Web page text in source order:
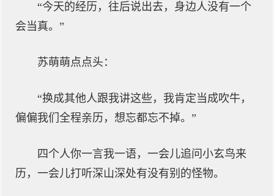
“今天的经历，往后说出去，身边人没有一个
会当真。”
苏萌萌点点头：
“换成其他人跟我讲这些，我肯定当成吹牛，
偏偏我们全程亲历，想忘都忘不掉。”
四个人你一言我一语，一会儿追问小玄鸟来
历，一会儿打听深山深处有没有别的怪物。